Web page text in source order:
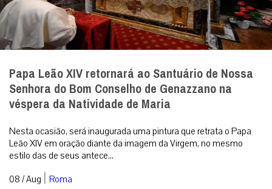
Papa Leão XIV retornará ao Santuário de Nossa
Senhora do Bom Conselho de Genazzano na
véspera da Natividade de Maria
Nesta ocasião, será inaugurada uma pintura que retrata o Papa
Leão XIV em oração diante da imagem da Virgem, no mesmo
estilo das de seus antece...
08 / Aug | Roma